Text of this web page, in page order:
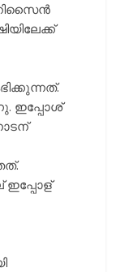
റിസൈന്‍
ഇപ്പോശ്
ഇപ്പോള്